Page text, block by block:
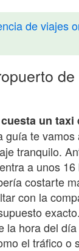
de viajes
un taxi
guía te
tranquilo.
a unos
costarte
con la
la hora del
el tráfico o